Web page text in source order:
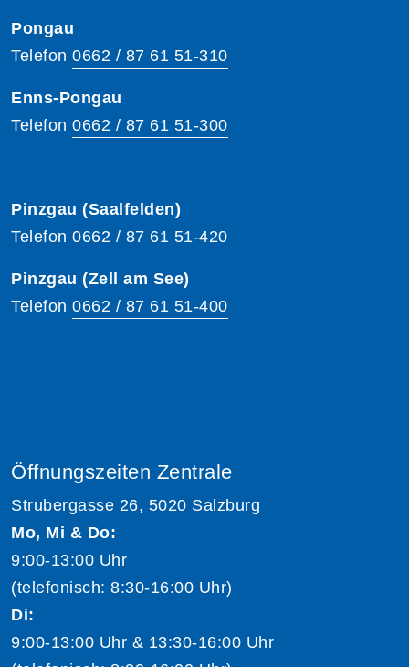
Pongau
Telefon 0662 / 87 61 51-310
Enns-Pongau
Telefon 0662 / 87 61 51-300
Pinzgau (Saalfelden)
Telefon 0662 / 87 61 51-420
Pinzgau (Zell am See)
Telefon 0662 / 87 61 51-400
Öffnungszeiten Zentrale
Strubergasse 26, 5020 Salzburg
Mo, Mi & Do:
9:00-13:00 Uhr
(telefonisch: 8:30-16:00 Uhr)
Di:
9:00-13:00 Uhr & 13:30-16:00 Uhr